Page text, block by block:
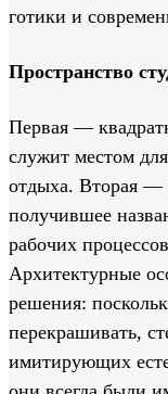
готики и
Пространство
Первая —
служит местом
отдыха. Вторая —
получившее
рабочих
Архитектурные
решения:
перекрашивать,
имитирующих